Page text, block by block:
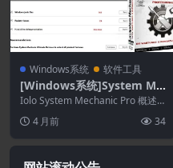
Windows系统 软件工具
[Windows系统]System Me
chanic Pro 26.3.0.123
Iolo System Mechanic Pro 概述 S
4 月前 34